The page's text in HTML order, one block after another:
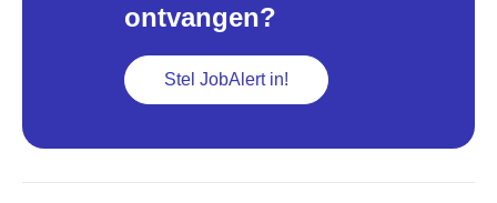
ontvangen?
Stel JobAlert in!